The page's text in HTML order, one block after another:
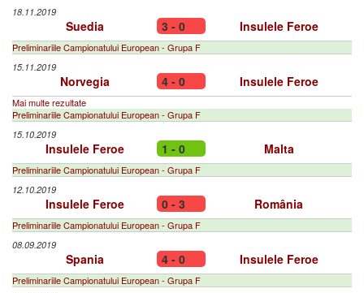
18.11.2019
Suedia 3 - 0 Insulele Feroe
Preliminariile Campionatului European - Grupa F
15.11.2019
Norvegia 4 - 0 Insulele Feroe
Mai multe rezultate
Preliminariile Campionatului European - Grupa F
15.10.2019
Insulele Feroe 1 - 0 Malta
Preliminariile Campionatului European - Grupa F
12.10.2019
Insulele Feroe 0 - 3 România
Preliminariile Campionatului European - Grupa F
08.09.2019
Spania 4 - 0 Insulele Feroe
Preliminariile Campionatului European - Grupa F